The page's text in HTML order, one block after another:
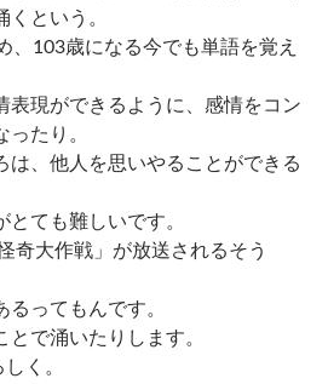
という。
、103歳になる今でも単語を覚え
表現ができるように、感情をコン
ったり。
は、他人を思いやることができる
ても難しいです。
奇大作戦」が放送されるそう
ってもんです。
で涌いたりします。
く。